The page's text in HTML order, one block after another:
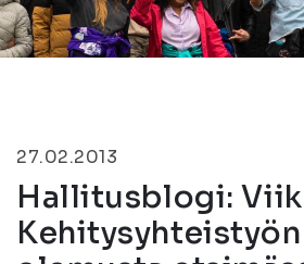
27.02.2013
Hallitusblogi: